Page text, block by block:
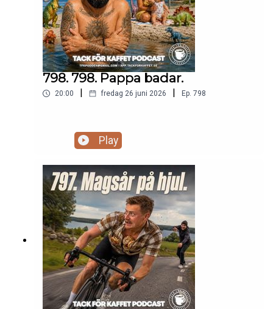
och mer – utan kostnad.Följ oss för fler
uppdateringar: Instagram: @johaank, @TfkMathie,
@Tfkjohannes
798. 798. Pappa badar.
20:00 fredag 26 juni 2026 Ep. 798
Play